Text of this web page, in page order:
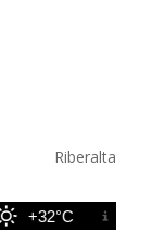
Riberalta
+32°C